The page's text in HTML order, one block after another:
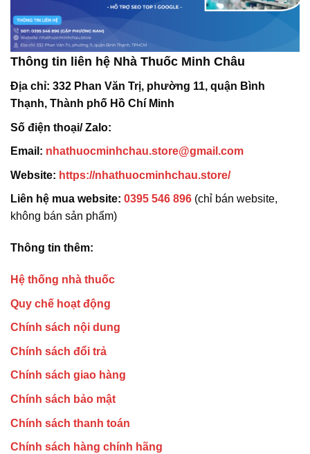
Thông tin liên hệ Nhà Thuốc Minh Châu
Địa chỉ: 332 Phan Văn Trị, phường 11, quận Bình
Thạnh, Thành phố Hồ Chí Minh
Số điện thoại/ Zalo:
Email: nhathuocminhchau.store@gmail.com
Website: https://nhathuocminhchau.store/
Liên hệ mua website: 0395 546 896 (chỉ bán website,
không bán sản phẩm)
Thông tin thêm:
Hệ thống nhà thuốc
Quy chế hoạt động
Chính sách nội dung
Chính sách đổi trả
Chính sách giao hàng
Chính sách bảo mật
Chính sách thanh toán
Chính sách hàng chính hãng